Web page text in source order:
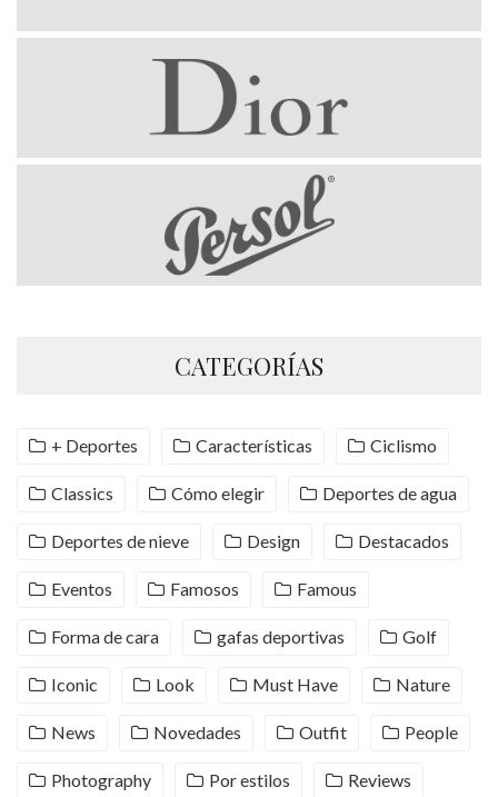
CATEGORÍAS
+ Deportes Características Ciclismo
Classics Cómo elegir Deportes de agua
Deportes de nieve Design Destacados
Eventos Famosos Famous
Forma de cara gafas deportivas Golf
Iconic Look Must Have Nature
News Novedades Outfit People
Photography Por estilos Reviews